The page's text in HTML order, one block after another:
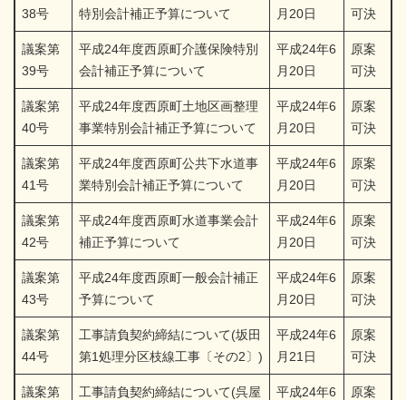
38号
特別会計補正予算について
月20日
可決
議案第
39号
平成24年度西原町介護保険特別
会計補正予算について
平成24年6
月20日
原案
可決
議案第
40号
平成24年度西原町土地区画整理
事業特別会計補正予算について
平成24年6
月20日
原案
可決
議案第
41号
平成24年度西原町公共下水道事
業特別会計補正予算について
平成24年6
月20日
原案
可決
議案第
42号
平成24年度西原町水道事業会計
補正予算について
平成24年6
月20日
原案
可決
議案第
43号
平成24年度西原町一般会計補正
予算について
平成24年6
月20日
原案
可決
議案第
44号
工事請負契約締結について(坂田
第1処理分区枝線工事〔その2〕)
平成24年6
月21日
原案
可決
議案第 工事請負契約締結について(呉屋 平成24年6 原案